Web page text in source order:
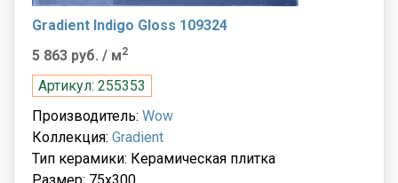
Gradient Indigo Gloss 109324
5 863 руб. / м2
Артикул: 255353
Производитель: Wow
Коллекция: Gradient
Тип керамики: Керамическая плитка
Размер: 75x300